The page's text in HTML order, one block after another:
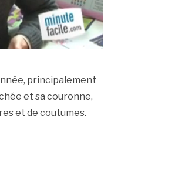
principalement
et sa couronne,
et de coutumes.